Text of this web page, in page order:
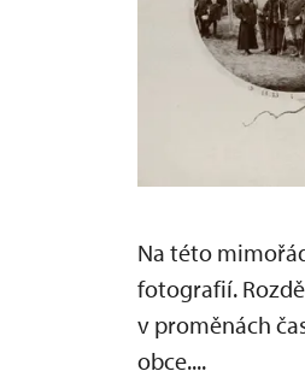
Na této
fotografií.
v proměnách
obce....